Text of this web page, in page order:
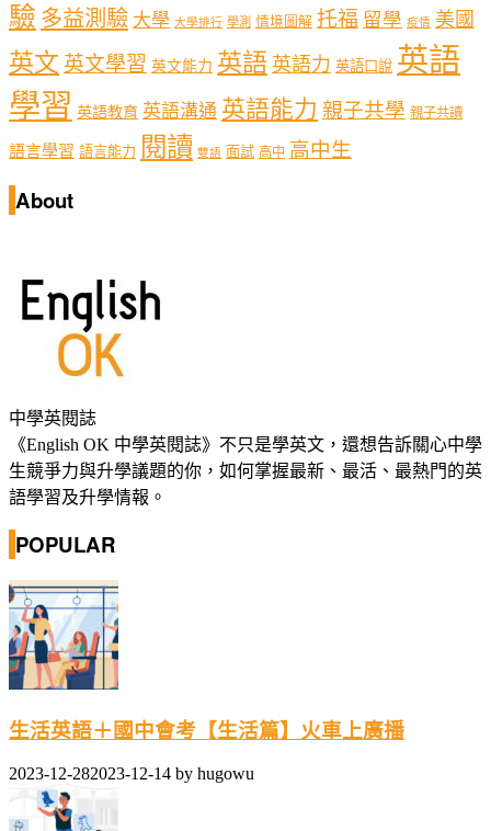
驗 多益測驗 大學 大學排行 學測 情境圖解 托福 留學 疫情 美國
英文 英文學習 英文能力 英語 英語力 英語口說 英語
學習 英語教育 英語溝通 英語能力 親子共學 親子共讀
語言學習 語言能力 閱讀 雙語 面試 高中 高中生
About
中學英閱誌
《English OK 中學英閱誌》不只是學英文，還想告訴關心中學
生競爭力與升學議題的你，如何掌握最新、最活、最熱門的英
語學習及升學情報。
POPULAR
生活英語＋國中會考【生活篇】火車上廣播
2023-12-282023-12-14 by hugowu